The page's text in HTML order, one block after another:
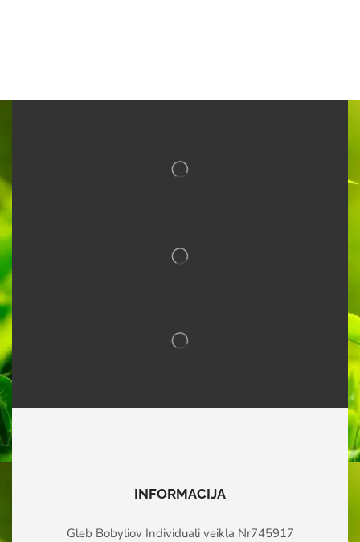
INFORMACIJA
Gleb Bobyliov Individuali veikla Nr745917